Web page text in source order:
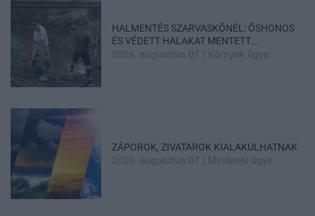
HALMENTÉS SZARVASKŐNÉL: ŐSHONOS
ÉS VÉDETT HALAKAT MENTETT...
2026. augusztus 07 Környék ügye
ZÁPOROK, ZIVATAROK KIALAKULHATNAK
2026. augusztus 07 Mindenki ügye